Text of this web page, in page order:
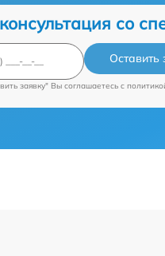
со
Оставить
заявку" Вы соглашаетесь c